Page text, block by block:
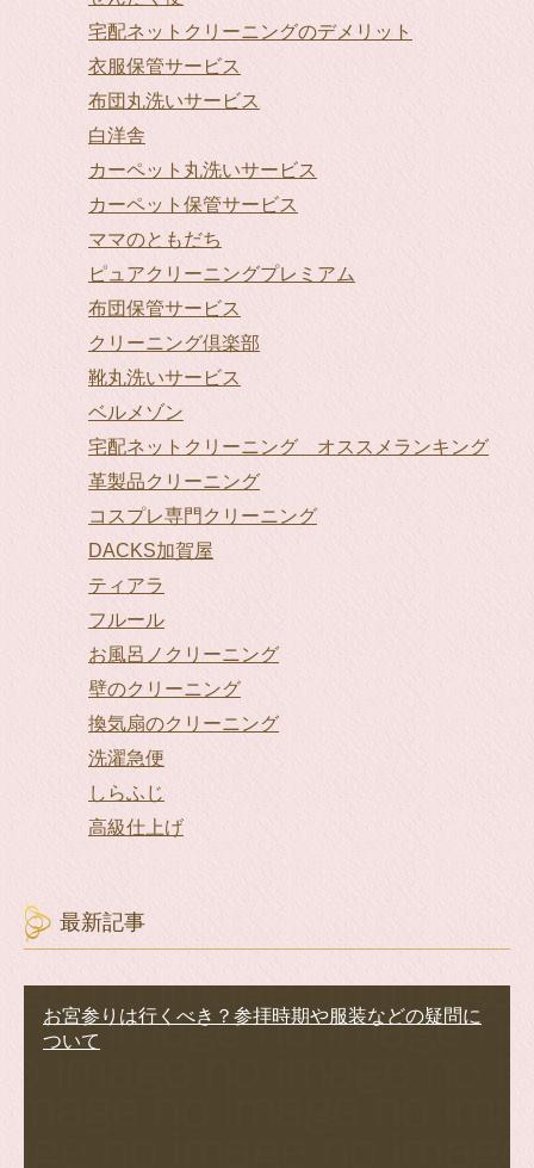
宅配ネットクリーニングのデメリット
衣服保管サービス
布団丸洗いサービス
白洋舎
カーペット丸洗いサービス
カーペット保管サービス
ママのともだち
ピュアクリーニングプレミアム
布団保管サービス
クリーニング倶楽部
靴丸洗いサービス
ベルメゾン
宅配ネットクリーニング オススメランキング
革製品クリーニング
コスプレ専門クリーニング
DACKS加賀屋
ティアラ
フルール
お風呂ノクリーニング
壁のクリーニング
換気扇のクリーニング
洗濯急便
しらふじ
高級仕上げ
最新記事
お宮参りは行くべき？参拝時期や服装などの疑問に
ついて